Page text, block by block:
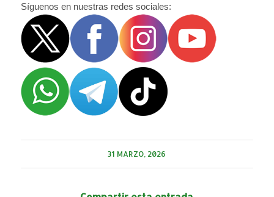
Síguenos en nuestras redes sociales:
31 MARZO, 2026